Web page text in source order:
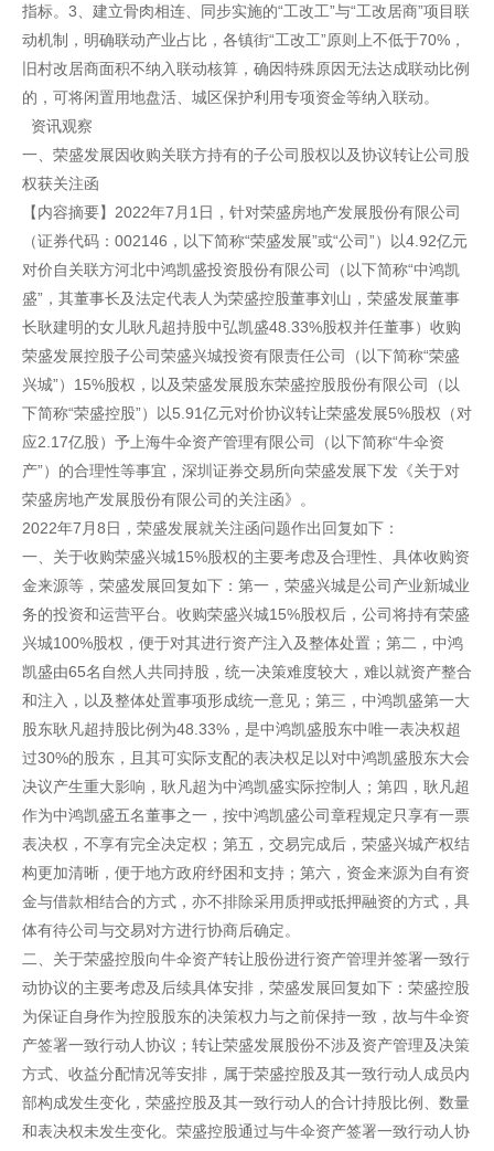
指标。3、建立骨肉相连、同步实施的“工改工”与“工改居商”项目联
动机制，明确联动产业占比，各镇街“工改工”原则上不低于70%，
旧村改居商面积不纳入联动核算，确因特殊原因无法达成联动比例
的，可将闲置用地盘活、城区保护利用专项资金等纳入联动。
资讯观察
一、荣盛发展因收购关联方持有的子公司股权以及协议转让公司股
权获关注函
【内容摘要】2022年7月1日，针对荣盛房地产发展股份有限公司
（证券代码：002146，以下简称“荣盛发展”或“公司”）以4.92亿元
对价自关联方河北中鸿凯盛投资股份有限公司（以下简称“中鸿凯
盛”，其董事长及法定代表人为荣盛控股董事刘山，荣盛发展董事
长耿建明的女儿耿凡超持股中弘凯盛48.33%股权并任董事）收购
荣盛发展控股子公司荣盛兴城投资有限责任公司（以下简称“荣盛
兴城”）15%股权，以及荣盛发展股东荣盛控股股份有限公司（以
下简称“荣盛控股”）以5.91亿元对价协议转让荣盛发展5%股权（对
应2.17亿股）予上海牛伞资产管理有限公司（以下简称“牛伞资
产”）的合理性等事宜，深圳证券交易所向荣盛发展下发《关于对
荣盛房地产发展股份有限公司的关注函》。
2022年7月8日，荣盛发展就关注函问题作出回复如下：
一、关于收购荣盛兴城15%股权的主要考虑及合理性、具体收购资
金来源等，荣盛发展回复如下：第一，荣盛兴城是公司产业新城业
务的投资和运营平台。收购荣盛兴城15%股权后，公司将持有荣盛
兴城100%股权，便于对其进行资产注入及整体处置；第二，中鸿
凯盛由65名自然人共同持股，统一决策难度较大，难以就资产整合
和注入，以及整体处置事项形成统一意见；第三，中鸿凯盛第一大
股东耿凡超持股比例为48.33%，是中鸿凯盛股东中唯一表决权超
过30%的股东，且其可实际支配的表决权足以对中鸿凯盛股东大会
决议产生重大影响，耿凡超为中鸿凯盛实际控制人；第四，耿凡超
作为中鸿凯盛五名董事之一，按中鸿凯盛公司章程规定只享有一票
表决权，不享有完全决定权；第五，交易完成后，荣盛兴城产权结
构更加清晰，便于地方政府纾困和支持；第六，资金来源为自有资
金与借款相结合的方式，亦不排除采用质押或抵押融资的方式，具
体有待公司与交易对方进行协商后确定。
二、关于荣盛控股向牛伞资产转让股份进行资产管理并签署一致行
动协议的主要考虑及后续具体安排，荣盛发展回复如下：荣盛控股
为保证自身作为控股股东的决策权力与之前保持一致，故与牛伞资
产签署一致行动人协议；转让荣盛发展股份不涉及资产管理及决策
方式、收益分配情况等安排，属于荣盛控股及其一致行动人成员内
部构成发生变化，荣盛控股及其一致行动人的合计持股比例、数量
和表决权未发生变化。荣盛控股通过与牛伞资产签署一致行动人协